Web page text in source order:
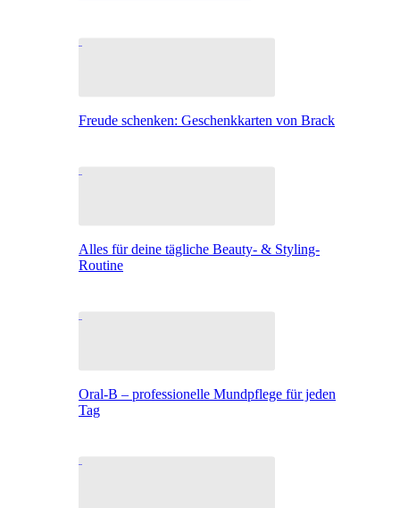
Freude schenken: Geschenkkarten von Brack
Alles für deine tägliche Beauty- & Styling-
Routine
Oral-B – professionelle Mundpflege für jeden
Tag